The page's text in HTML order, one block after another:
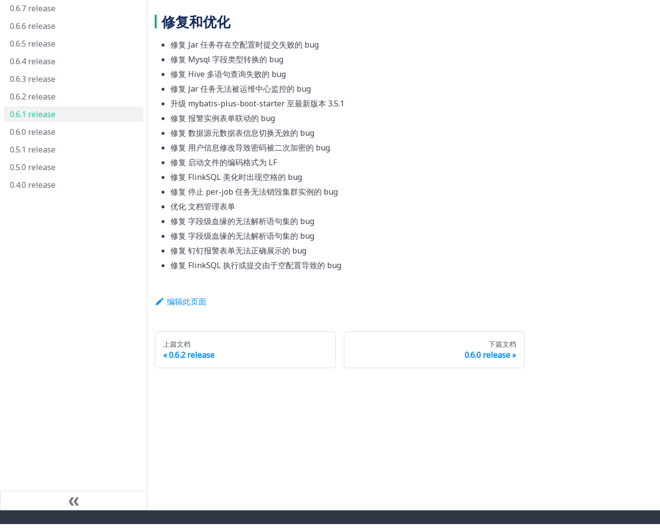
0.6.7 release
0.6.6 release
0.6.5 release
0.6.4 release
0.6.3 release
0.6.2 release
0.6.1 release
0.6.0 release
0.5.1 release
0.5.0 release
0.4.0 release
修复和优化
修复 Jar 任务存在空配置时提交失败的 bug
修复 Mysql 字段类型转换的 bug
修复 Hive 多语句查询失败的 bug
修复 Jar 任务无法被运维中心监控的 bug
升级 mybatis-plus-boot-starter 至最新版本 3.5.1
修复 报警实例表单联动的 bug
修复 数据源元数据表信息切换无效的 bug
修复 用户信息修改导致密码被二次加密的 bug
修复 启动文件的编码格式为 LF
修复 FlinkSQL 美化时出现空格的 bug
修复 停止 per-job 任务无法销毁集群实例的 bug
优化 文档管理表单
修复 字段级血缘的无法解析语句集的 bug
修复 字段级血缘的无法解析语句集的 bug
修复 钉钉报警表单无法正确展示的 bug
修复 FlinkSQL 执行或提交由于空配置导致的 bug
编辑此页面
上篇文档
0.6.2 release
下篇文档
0.6.0 release